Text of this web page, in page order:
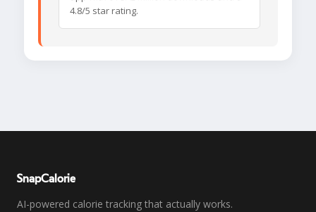
4.8/5 star rating.
SnapCalorie
AI-powered calorie tracking that actually works.